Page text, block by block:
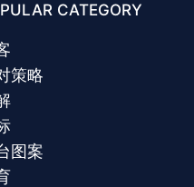
CATEGORY
策略
图案